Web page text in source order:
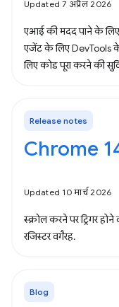
Updated 7 अप्रैल 2026
एआई की मदद पाने के
एजेंट के लिए
लिए कोड पूरा करने की
Release notes
Chrome
Updated 10 मार्च 2026
स्क्रोल करने पर ट्रिगर
रजिस्टर वगैरह.
Blog